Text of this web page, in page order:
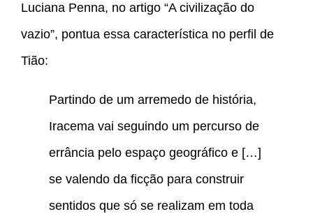
Luciana Penna, no artigo “A civilização do
vazio”, pontua essa característica no perfil de
Tião:
Partindo de um arremedo de história,
Iracema vai seguindo um percurso de
errância pelo espaço geográfico e […]
se valendo da ficção para construir
sentidos que só se realizam em toda